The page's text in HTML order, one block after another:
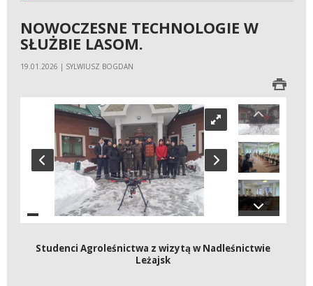
NOWOCZESNE TECHNOLOGIE W
SŁUŻBIE LASOM.
19.01.2026 | SYLWIUSZ BOGDAN
Studenci Agroleśnictwa z wizytą w Nadleśnictwie
Leżajsk